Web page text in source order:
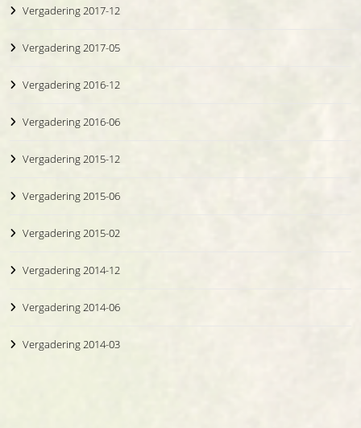
Vergadering 2017-12
Vergadering 2017-05
Vergadering 2016-12
Vergadering 2016-06
Vergadering 2015-12
Vergadering 2015-06
Vergadering 2015-02
Vergadering 2014-12
Vergadering 2014-06
Vergadering 2014-03